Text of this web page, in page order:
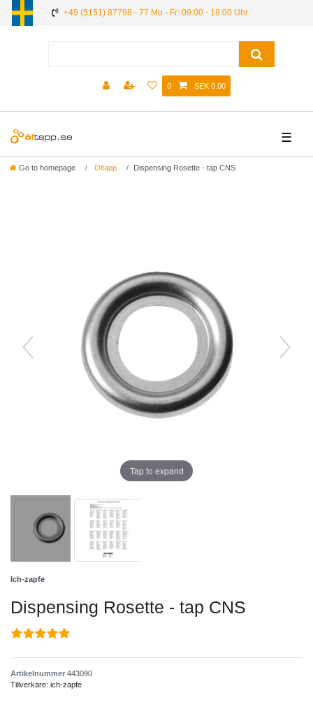
+49 (5151) 87798 - 77 Mo - Fr: 09:00 - 18:00 Uhr
0 SEK 0.00
☰
Go to homepage Öltapp Dispensing Rosette - tap CNS
Tap to expand
Ich-zapfe
Dispensing Rosette - tap CNS
Artikelnummer 443090
Tillverkare: ich-zapfe